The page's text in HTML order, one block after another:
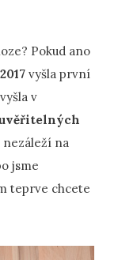
Pokud ano
vyšla první
v
na
jsme
teprve chcete